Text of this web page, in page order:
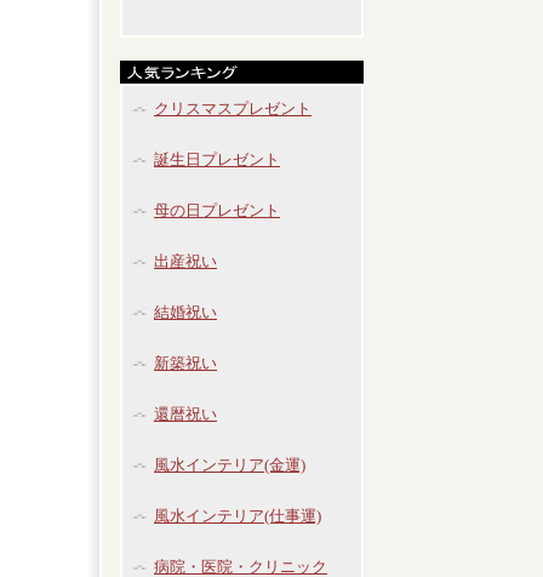
クリスマスプレゼント
誕生日プレゼント
母の日プレゼント
出産祝い
結婚祝い
新築祝い
還暦祝い
風水インテリア(金運)
風水インテリア(仕事運)
病院・医院・クリニック